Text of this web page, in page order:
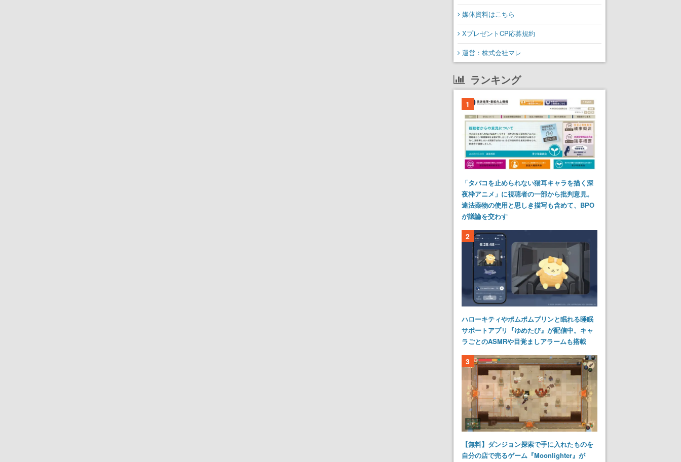
媒体資料はこちら
XプレゼントCP応募規約
運営：株式会社マレ
ランキング
1
「タバコを止められない猫耳キャラを描く深
夜枠アニメ」に視聴者の一部から批判意見。
違法薬物の使用と思しき描写も含めて、BPO
が議論を交わす
2
ハローキティやポムポムプリンと眠れる睡眠
サポートアプリ『ゆめたび』が配信中。キャ
ラごとのASMRや目覚ましアラームも搭載
3
【無料】ダンジョン探索で手に入れたものを
自分の店で売るゲーム『Moonlighter』が